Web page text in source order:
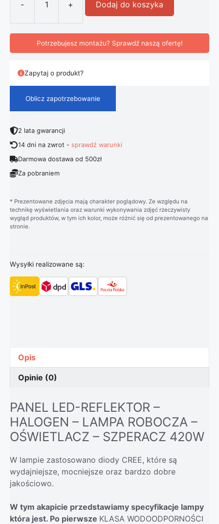
-
ilość Panel Led 420W Halogen
+ Dodaj do koszyka
Potrzebujesz montażu? Sprawdź naszą ofertę!
Zapytaj o produkt?
Oblicz zapotrzebowanie
2 lata gwarancji
14 dni na zwrot -sprawdź warunki
Darmowa dostawa od 500zł
Za pobraniem
* Prezentowane zdjęcia mają charakter poglądowy. Ze względu na
technikę wyświetlania oraz warunki wykonywania zdjęć rzeczywisty
wygląd produktów, w tym ich kolor, może różnić się od prezentowanego na
stronie.
Wysyłki realizowane są:
Opis
Opinie (0)
PANEL LED-REFLEKTOR –
HALOGEN – LAMPA ROBOCZA –
OŚWIETLACZ – SZPERACZ 420W
W lampie zastosowano diody CREE, które są
wydajniejsze, mocniejsze oraz bardzo dobre
jakościowo.
W tym akapicie przedstawiamy specyfikacje lampy
która jest. Po pierwsze KLASA WODOODPORNOŚCI